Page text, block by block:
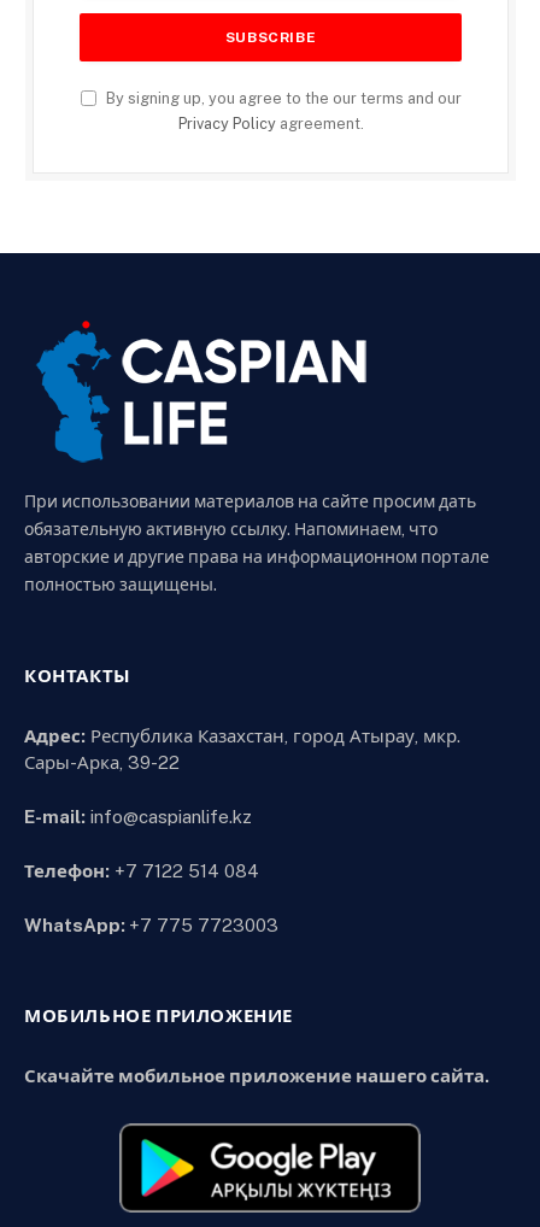
By signing up, you agree to the our terms and our
Privacy Policyagreement.
При использовании материалов на сайте просим дать
обязательную активную ссылку. Напоминаем, что
авторские и другие права на информационном портале
полностью защищены.
КОНТАКТЫ
Адрес: Республика Казахстан, город Атырау, мкр.
Сары-Арка, 39-22
E-mail: info@caspianlife.kz
Телефон: +7 7122 514 084
WhatsApp: +7 775 7723003
МОБИЛЬНОЕ ПРИЛОЖЕНИЕ
Скачайте мобильное приложение нашего сайта.